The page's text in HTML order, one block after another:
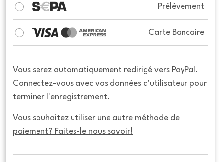
Prélèvement
Carte Bancaire
Vous serez automatiquement redirigé vers PayPal.
Connectez-vous avec vos données d'utilisateur pour
terminer l'enregistrement.
Vous souhaitez utiliser une autre méthode de
paiement? Faites-le nous savoir!